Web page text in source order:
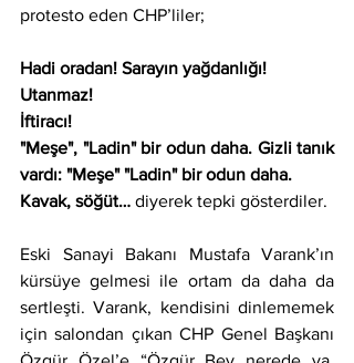
protesto eden CHP’liler;
Hadi oradan! Sarayın yağdanlığı!
Utanmaz!
İftiracı!
"Meşe", "Ladin" bir odun daha. Gizli tanık
vardı: "Meşe" "Ladin" bir odun daha.
Kavak, söğüt… diyerek tepki gösterdiler.
Eski Sanayi Bakanı Mustafa Varank’ın
kürsüye gelmesi ile ortam da daha da
sertleşti. Varank, kendisini dinlememek
için salondan çıkan CHP Genel Başkanı